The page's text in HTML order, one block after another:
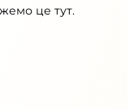
це тут.